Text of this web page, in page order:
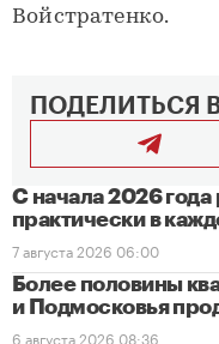
Войстратенко.
ПОДЕЛИТЬСЯ
С начала 2026
практически в
7 августа 2026 06:00
Более половины
и Подмосковья
6 августа 2026 08:36